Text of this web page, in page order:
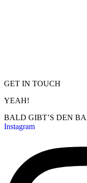
GET IN TOUCH
YEAH!
BALD GIBT’S DEN
Instagram